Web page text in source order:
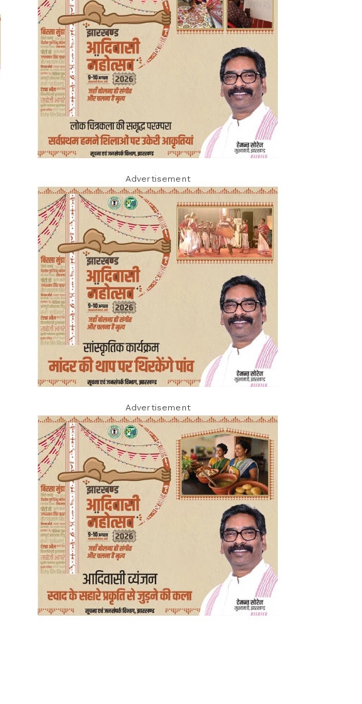
Advertisement
Advertisement